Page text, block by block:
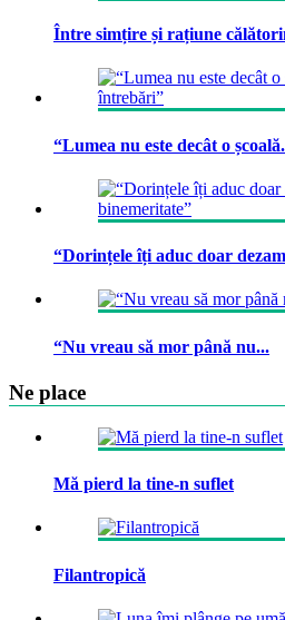
Între simțire și rațiune
“Lumea nu este decât o
“Dorințele îți aduc doar
“Nu vreau să mor până nu...
Ne place
Mă pierd la tine-n suflet
Filantropică